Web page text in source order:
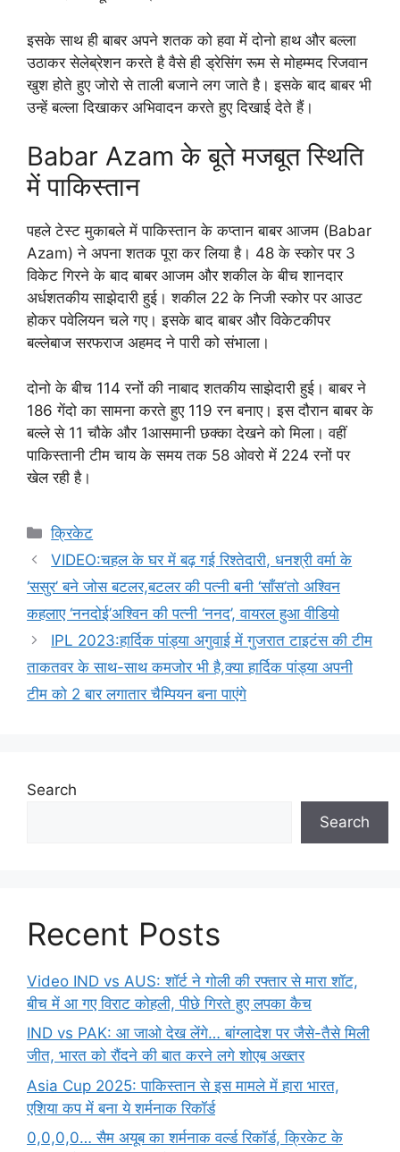
इसके साथ ही बाबर अपने शतक को हवा में दोनो हाथ और बल्ला
उठाकर सेलेब्रेशन करते है वैसे ही ड्रेसिंग रूम से मोहम्मद रिजवान
खुश होते हुए जोरो से ताली बजाने लग जाते है। इसके बाद बाबर भी
उन्हें बल्ला दिखाकर अभिवादन करते हुए दिखाई देते हैं।
Babar Azam के बूते मजबूत स्थिति
में पाकिस्तान
पहले टेस्ट मुकाबले में पाकिस्तान के कप्तान बाबर आजम (Babar
Azam) ने अपना शतक पूरा कर लिया है। 48 के स्कोर पर 3
विकेट गिरने के बाद बाबर आजम और शकील के बीच शानदार
अर्धशतकीय साझेदारी हुई। शकील 22 के निजी स्कोर पर आउट
होकर पवेलियन चले गए। इसके बाद बाबर और विकेटकीपर
बल्लेबाज सरफराज अहमद ने पारी को संभाला।
दोनो के बीच 114 रनों की नाबाद शतकीय साझेदारी हुई। बाबर ने
186 गेंदो का सामना करते हुए 119 रन बनाए। इस दौरान बाबर के
बल्ले से 11 चौके और 1आसमानी छक्का देखने को मिला। वहीं
पाकिस्तानी टीम चाय के समय तक 58 ओवरो में 224 रनों पर
खेल रही है।
Categories
क्रिकेट
VIDEO:चहल के घर में बढ़ गई रिश्तेदारी, धनश्री वर्मा के
‘ससुर’ बने जोस बटलर,बटलर की पत्नी बनी ‘साँस’तो अश्विन
कहलाए ‘ननदोई’अश्विन की पत्नी ‘ननद’, वायरल हुआ वीडियो
IPL 2023:हार्दिक पांड्या अगुवाई में गुजरात टाइटंस की टीम
ताकतवर के साथ-साथ कमजोर भी है,क्या हार्दिक पांड्या अपनी
टीम को 2 बार लगातार चैम्पियन बना पाएंगे
Search
Search
Recent Posts
Video IND vs AUS: शॉर्ट ने गोली की रफ्तार से मारा शॉट,
बीच में आ गए विराट कोहली, पीछे गिरते हुए लपका कैच
IND vs PAK: आ जाओ देख लेंगे… बांग्लादेश पर जैसे-तैसे मिली
जीत, भारत को रौंदने की बात करने लगे शोएब अख्तर
Asia Cup 2025: पाकिस्तान से इस मामले में हारा भारत,
एशिया कप में बना ये शर्मनाक रिकॉर्ड
0,0,0,0… सैम अयूब का शर्मनाक वर्ल्ड रिकॉर्ड, क्रिकेट के